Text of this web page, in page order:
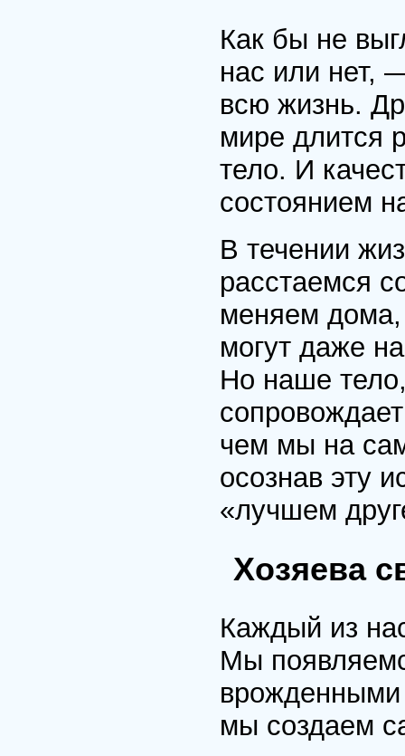
Как бы не
нас или нет,
всю жизнь.
мире длится
тело. И
состоянием
В течении
расстаемся
меняем дома,
могут даже
Но наше
чем мы на
осознав эту
«лучшем
Хозяева
Каждый из
Мы
врожденными
мы создаем